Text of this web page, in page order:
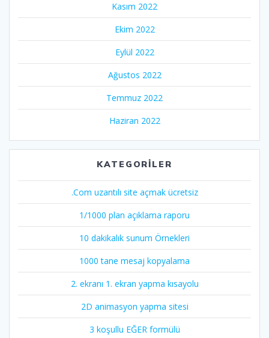
Kasım 2022
Ekim 2022
Eylül 2022
Ağustos 2022
Temmuz 2022
Haziran 2022
KATEGORILER
.Com uzantılı site açmak ücretsiz
1/1000 plan açıklama raporu
10 dakikalık sunum Örnekleri
1000 tane mesaj kopyalama
2. ekranı 1. ekran yapma kısayolu
2D animasyon yapma sitesi
3 koşullu EĞER formülü